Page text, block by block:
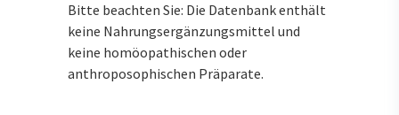
Bitte beachten Sie: Die Datenbank enthält
keine Nahrungsergänzungsmittel und
keine homöopathischen oder
anthroposophischen Präparate.